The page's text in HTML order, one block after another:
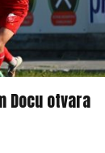
Docu otvara